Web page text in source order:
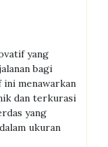
yang
bagi
menawarkan
dan terkurasi
yang
ukuran